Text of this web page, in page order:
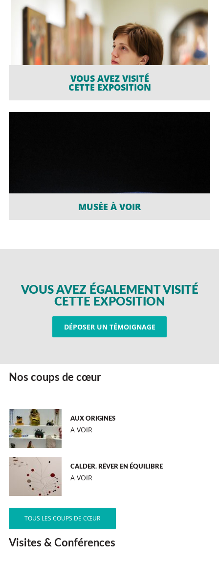
VOUS AVEZ VISITÉ
CETTE EXPOSITION
MUSÉE À VOIR
VOUS AVEZ ÉGALEMENT VISITÉ
CETTE EXPOSITION
DÉPOSER UN TÉMOIGNAGE
Nos coups de cœur
AUX ORIGINES
A VOIR
CALDER. RÊVER EN ÉQUILIBRE
A VOIR
TOUS LES COUPS DE CŒUR
Visites & Conférences